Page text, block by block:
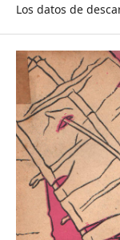
Los datos de